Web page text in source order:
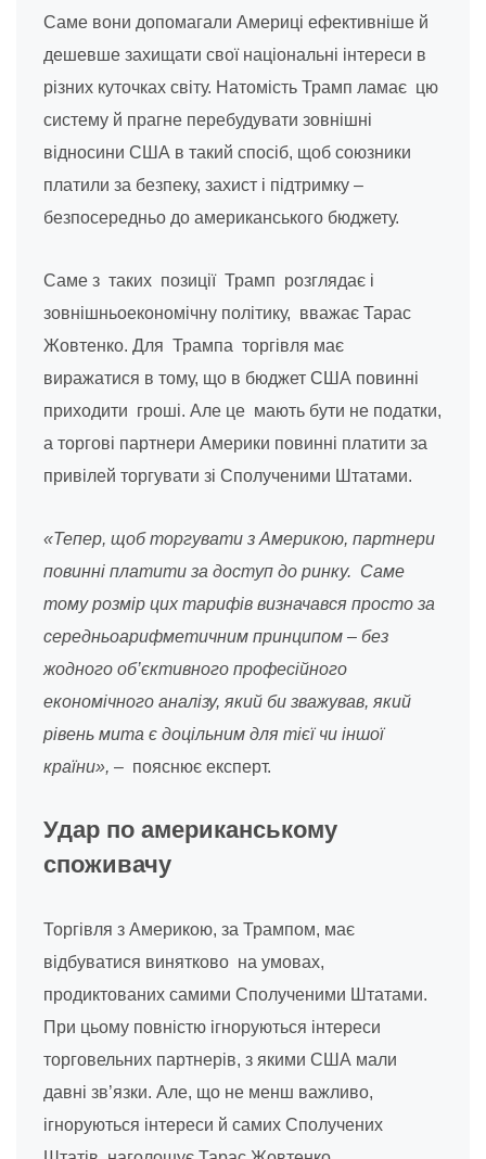
Саме вони допомагали Америці ефективніше й
дешевше захищати свої національні інтереси в
різних куточках світу. Натомість Трамп ламає цю
систему й прагне перебудувати зовнішні
відносини США в такий спосіб, щоб союзники
платили за безпеку, захист і підтримку –
безпосередньо до американського бюджету.
Саме з таких позиції Трамп розглядає і
зовнішньоекономічну політику, вважає Тарас
Жовтенко. Для Трампа торгівля має
виражатися в тому, що в бюджет США повинні
приходити гроші. Але це мають бути не податки,
а торгові партнери Америки повинні платити за
привілей торгувати зі Сполученими Штатами.
«Тепер, щоб торгувати з Америкою, партнери
повинні платити за доступ до ринку. Саме
тому розмір цих тарифів визначався просто за
середньоарифметичним принципом – без
жодного об’єктивного професійного
економічного аналізу, який би зважував, який
рівень мита є доцільним для тієї чи іншої
країни», – пояснює експерт.
Удар по американському
споживачу
Торгівля з Америкою, за Трампом, має
відбуватися винятково на умовах,
продиктованих самими Сполученими Штатами.
При цьому повністю ігноруються інтереси
торговельних партнерів, з якими США мали
давні зв’язки. Але, що не менш важливо,
ігноруються інтереси й самих Сполучених